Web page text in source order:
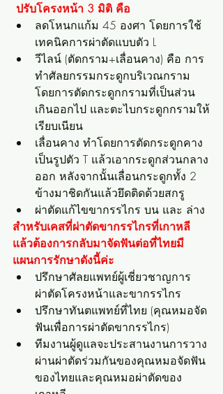
ปรับโครงหน้า 3 มิติ คือ
ลดโหนกแก้ม 45 องศา โดยการใช้
เทคนิคการผ่าตัดแบบตัว L
วีไลน์ (ตัดกราม+เลื่อนคาง) คือ การ
ทำศัลยกรรมกระดูกบริเวณกราม
โดยการตัดกระดูกกรามที่เป็นส่วน
เกินออกไป และตะไบกระดูกกรามให้
เรียบเนียน
เลื่อนคาง ทำโดยการตัดกระดูกคาง
เป็นรูปตัว T แล้วเอากระดูกส่วนกลาง
ออก หลังจากนั้นเลื่อนกระดูกทั้ง 2
ข้างมาชิดกันแล้วยึดติดด้วยสกรู
ผ่าตัดแก้ไขขากรรไกร บน และ ล่าง
สำหรับเคสที่ผ่าตัดขากรรไกรที่เกาหลี
แล้วต้องการกลับมาจัดฟันต่อที่ไทยมี
แผนการรักษาดังนี้ค่ะ
ปรึกษาศัลยแพทย์ผู้เชี่ยวชาญการ
ผ่าตัดโครงหน้าและขากรรไกร
ปรึกษาทันตแพทย์ที่ไทย (คุณหมอจัด
ฟันเพื่อการผ่าตัดขากรรไกร)
ทีมงานผู้ดูแลจะประสานงานการวาง
ผ่านผ่าตัดร่วมกันของคุณหมอจัดฟัน
ของไทยและคุณหมอผ่าตัดของ